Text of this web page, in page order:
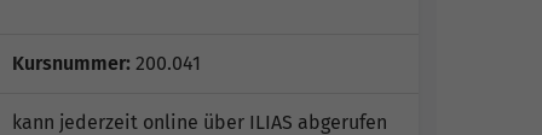
Kursnummer: 200.041
kann jederzeit online über ILIAS abgerufen